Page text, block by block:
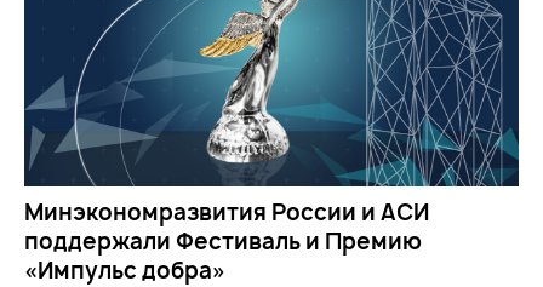
Минэкономразвития России и АСИ
поддержали Фестиваль и Премию
«Импульс добра»